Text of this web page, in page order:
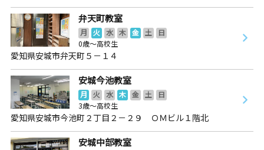
弁天町教室
月 火 水 木 金 土
日
0歳～高校生
愛知県安城市弁天町５－１４
安城今池教室
月 火 水 木 金 土
日
3歳～高校生
愛知県安城市今池町２丁目２－２９ ＯＭビル１階北
安城中部教室